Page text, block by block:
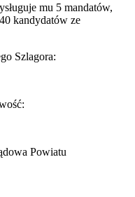
mu 5 mandatów,
kandydatów ze
Szlagora:
Powiatu